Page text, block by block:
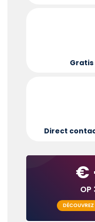
Direct
€
OP
DÉCOUVREZ